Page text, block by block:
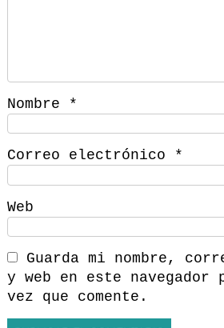
Nombre *
Correo electrónico *
Web
Guarda mi nombre,
y web en este navegador
vez que comente.